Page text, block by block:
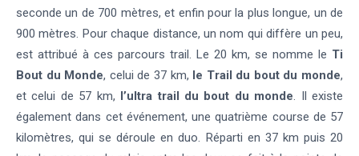
seconde un de 700 mètres, et enfin pour la plus longue, un de
900 mètres. Pour chaque distance, un nom qui diffère un peu,
est attribué à ces parcours trail. Le 20 km, se nomme le Ti
Bout du Monde, celui de 37 km, le Trail du bout du monde,
et celui de 57 km, l’ultra trail du bout du monde. Il existe
également dans cet événement, une quatrième course de 57
kilomètres, qui se déroule en duo. Réparti en 37 km puis 20